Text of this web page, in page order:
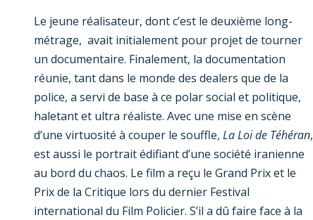
Le jeune réalisateur, dont c’est le deuxième long-
métrage, avait initialement pour projet de tourner
un documentaire. Finalement, la documentation
réunie, tant dans le monde des dealers que de la
police, a servi de base à ce polar social et politique,
haletant et ultra réaliste. Avec une mise en scène
d’une virtuosité à couper le souffle,La Loi de Téhéran,
est aussi le portrait édifiant d’une société iranienne
au bord du chaos. Le film a reçu le Grand Prix et le
Prix de la Critique lors du dernier Festival
international du Film Policier. S’il a dû faire face à la